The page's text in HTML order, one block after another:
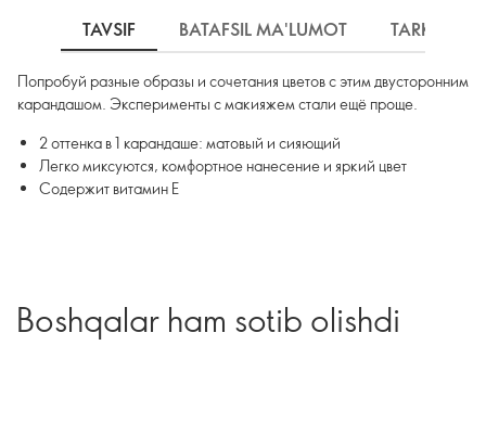
TAVSIF BATAFSIL MA'LUMOT TARKIBI
Попробуй разные образы и сочетания цветов с этим двусторонним
карандашом. Эксперименты с макияжем стали ещё проще.
2 оттенка в 1 карандаше: матовый и сияющий
Легко миксуются, комфортное нанесение и яркий цвет
Содержит витамин E
Boshqalar ham sotib olishdi